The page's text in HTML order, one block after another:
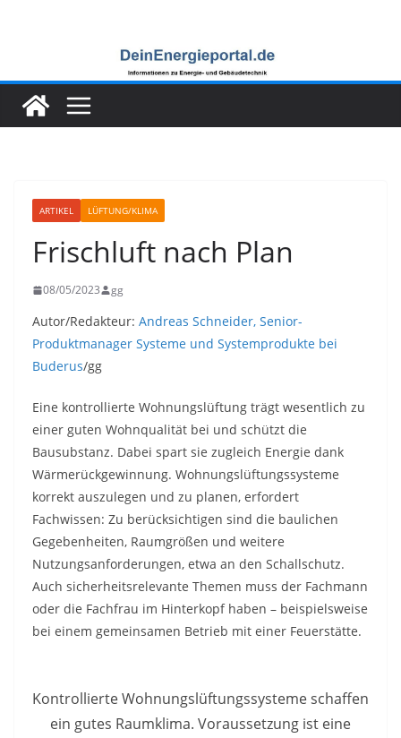
ARTIKEL LÜFTUNG/KLIMA
Frischluft nach Plan
08/05/2023 gg
Autor/Redakteur: Andreas Schneider, Senior-
Produktmanager Systeme und Systemprodukte bei
Buderus/gg
Eine kontrollierte Wohnungslüftung trägt wesentlich zu
einer guten Wohnqualität bei und schützt die
Bausubstanz. Dabei spart sie zugleich Energie dank
Wärmerückgewinnung. Wohnungslüftungssysteme
korrekt auszulegen und zu planen, erfordert
Fachwissen: Zu berücksichtigen sind die baulichen
Gegebenheiten, Raumgrößen und weitere
Nutzungsanforderungen, etwa an den Schallschutz.
Auch sicherheitsrelevante Themen muss der Fachmann
oder die Fachfrau im Hinterkopf haben – beispielsweise
bei einem gemeinsamen Betrieb mit einer Feuerstätte.
Kontrollierte Wohnungslüftungssysteme schaffen
ein gutes Raumklima. Voraussetzung ist eine